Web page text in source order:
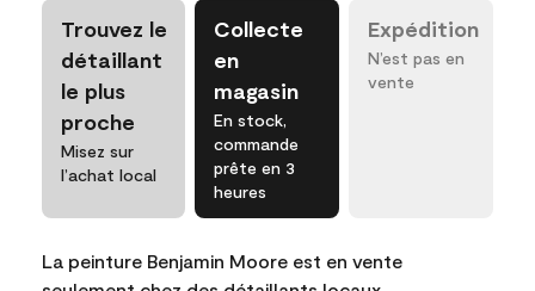
Trouvez le
détaillant
le plus
proche
Misez sur
l’achat local
Collecte
en
magasin
En stock,
commande
prête en 3
heures
Expédition
N’est pas en
vente
La peinture Benjamin Moore est en vente